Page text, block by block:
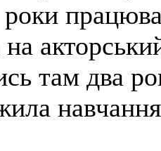
на
там два